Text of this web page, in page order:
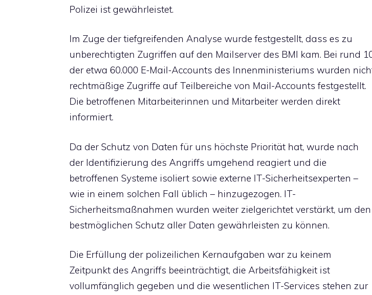
Polizei ist gewährleistet.
Im Zuge der tiefgreifenden Analyse wurde festgestellt, dass es zu
unberechtigten Zugriffen auf den Mailserver des BMI kam. Bei rund
der etwa 60.000 E-Mail-Accounts des Innenministeriums wurden
rechtmäßige Zugriffe auf Teilbereiche von Mail-Accounts festgestellt.
Die betroffenen Mitarbeiterinnen und Mitarbeiter werden direkt
informiert.
Da der Schutz von Daten für uns höchste Priorität hat, wurde nach
der Identifizierung des Angriffs umgehend reagiert und die
betroffenen Systeme isoliert sowie externe IT-Sicherheitsexperten –
wie in einem solchen Fall üblich – hinzugezogen. IT-
Sicherheitsmaßnahmen wurden weiter zielgerichtet verstärkt, um den
bestmöglichen Schutz aller Daten gewährleisten zu können.
Die Erfüllung der polizeilichen Kernaufgaben war zu keinem
Zeitpunkt des Angriffs beeinträchtigt, die Arbeitsfähigkeit ist
vollumfänglich gegeben und die wesentlichen IT-Services stehen zur